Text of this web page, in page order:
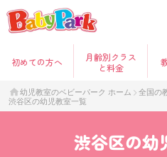
初めての方へ
月齢別クラス
と料金
幼児教室のベビーパーク ホーム 全国の
渋谷区の幼児教室一覧
渋谷区の幼